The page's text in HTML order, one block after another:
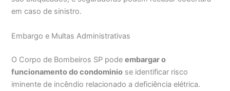
em caso de sinistro.
Embargo e Multas Administrativas
O Corpo de Bombeiros SP podeembargar o
funcionamento do condominio se identificar risco
iminente de incêndio relacionado a deficiência elétrica.